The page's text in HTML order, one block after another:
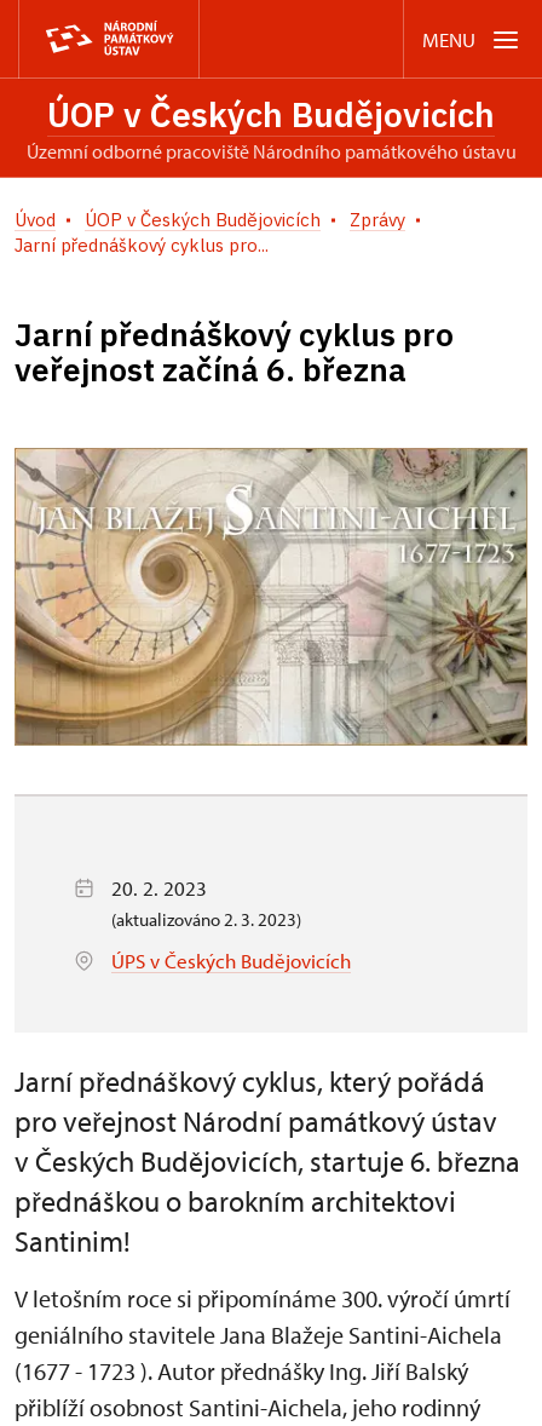
MENU
ÚOP v Českých Budějovicích
územní odborné pracoviště Národního památkového ústavu
Úvod ÚOP v Českých Budějovicích
Zprávy
Jarní přednáškový cyklus pro...
Jarní přednáškový cyklus pro
veřejnost začíná 6. března
20. 2. 2023
(aktualizováno 2. 3. 2023)
ÚPS v Českých Budějovicích
Jarní přednáškový cyklus, který pořádá
pro veřejnost Národní památkový ústav
v Českých Budějovicích, startuje 6. března
přednáškou o barokním architektovi
Santinim!
V letošním roce si připomínáme 300. výročí úmrtí
geniálního stavitele Jana Blažeje Santini-Aichela
(1677 - 1723 ). Autor přednášky Ing. Jiří Balský
přiblíží osobnost Santini-Aichela, jeho rodinný